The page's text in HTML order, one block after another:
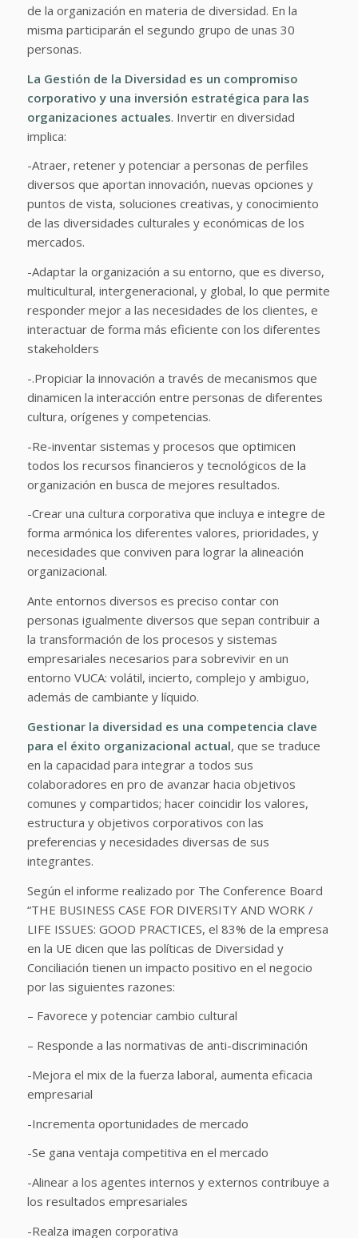
de la organización en materia de diversidad. En la
misma participarán el segundo grupo de unas 30
personas.
La Gestión de la Diversidad es un compromiso
corporativo y una inversión estratégica para las
organizaciones actuales. Invertir en diversidad
implica:
-Atraer, retener y potenciar a personas de perfiles
diversos que aportan innovación, nuevas opciones y
puntos de vista, soluciones creativas, y conocimiento
de las diversidades culturales y económicas de los
mercados.
-Adaptar la organización a su entorno, que es diverso,
multicultural, intergeneracional, y global, lo que permite
responder mejor a las necesidades de los clientes, e
interactuar de forma más eficiente con los diferentes
stakeholders
-.Propiciar la innovación a través de mecanismos que
dinamicen la interacción entre personas de diferentes
cultura, orígenes y competencias.
-Re-inventar sistemas y procesos que optimicen
todos los recursos financieros y tecnológicos de la
organización en busca de mejores resultados.
-Crear una cultura corporativa que incluya e integre de
forma armónica los diferentes valores, prioridades, y
necesidades que conviven para lograr la alineación
organizacional.
Ante entornos diversos es preciso contar con
personas igualmente diversos que sepan contribuir a
la transformación de los procesos y sistemas
empresariales necesarios para sobrevivir en un
entorno VUCA: volátil, incierto, complejo y ambiguo,
además de cambiante y líquido.
Gestionar la diversidad es una competencia clave
para el éxito organizacional actual, que se traduce
en la capacidad para integrar a todos sus
colaboradores en pro de avanzar hacia objetivos
comunes y compartidos; hacer coincidir los valores,
estructura y objetivos corporativos con las
preferencias y necesidades diversas de sus
integrantes.
Según el informe realizado por The Conference Board
“THE BUSINESS CASE FOR DIVERSITY AND WORK /
LIFE ISSUES: GOOD PRACTICES, el 83% de la empresa
en la UE dicen que las políticas de Diversidad y
Conciliación tienen un impacto positivo en el negocio
por las siguientes razones:
– Favorece y potenciar cambio cultural
– Responde a las normativas de anti-discriminación
-Mejora el mix de la fuerza laboral, aumenta eficacia
empresarial
-Incrementa oportunidades de mercado
-Se gana ventaja competitiva en el mercado
-Alinear a los agentes internos y externos contribuye a
los resultados empresariales
-Realza imagen corporativa